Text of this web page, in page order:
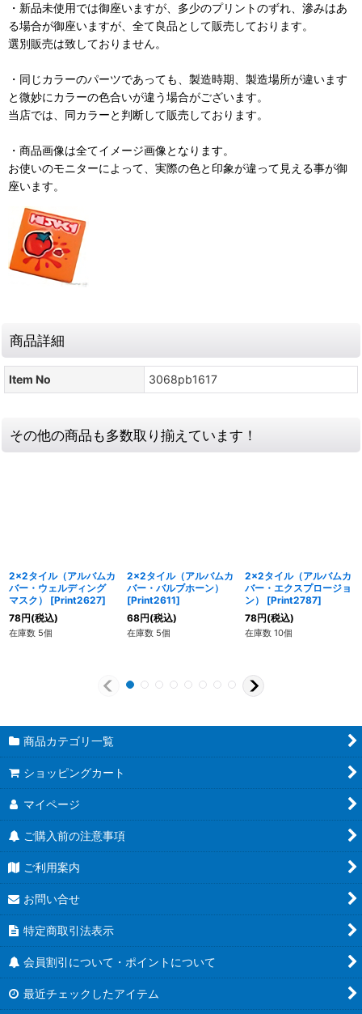
・新品未使用では御座いますが、多少のプリントのずれ、滲みはあ
る場合が御座いますが、全て良品として販売しております。
選別販売は致しておりません。
・同じカラーのパーツであっても、製造時期、製造場所が違います
と微妙にカラーの色合いが違う場合がございます。
当店では、同カラーと判断して販売しております。
・商品画像は全てイメージ画像となります。
お使いのモニターによって、実際の色と印象が違って見える事が御
座います。
商品詳細
Item No 3068pb1617
その他の商品も多数取り揃えています！
2x2タイル（アルバムカ
バー・ウェルディング
マスク）
[Print2627]
78円(税込)
在庫数 5個
2x2タイル（アルバムカ
バー・バルブホーン）
[Print2611]
68円(税込)
在庫数 5個
2x2タイル（アルバムカ
バー・エクスプロージョ
ン）
[Print2787]
78円(税込)
在庫数 10個
商品カテゴリ一覧
ショッピングカート
マイページ
ご購入前の注意事項
ご利用案内
お問い合せ
特定商取引法表示
会員割引について・ポイントについて
最近チェックしたアイテム